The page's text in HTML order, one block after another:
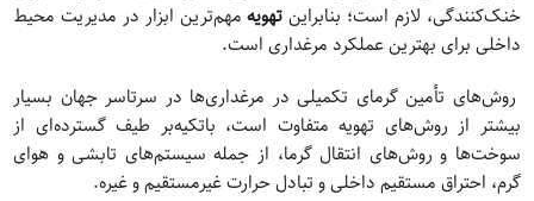
خنک‌کنندگی، لازم است؛ بنابراینتهویهمهم‌ترین ابزار در مدیریت محیط
داخلی برای بهترین عملکرد مرغداری است.
روش‌های تأمین گرمای تکمیلی در مرغداری‌ها در سرتاسر جهان بسیار
بیشتر از روش‌های تهویه متفاوت است، باتکیه‌بر طیف گسترده‌ای از
سوخت‌ها و روش‌های انتقال گرما، از جمله سیستم‌های تابشی و هوای
گرم، احتراق مستقیم داخلی و تبادل حرارت غیرمستقیم و غیره.